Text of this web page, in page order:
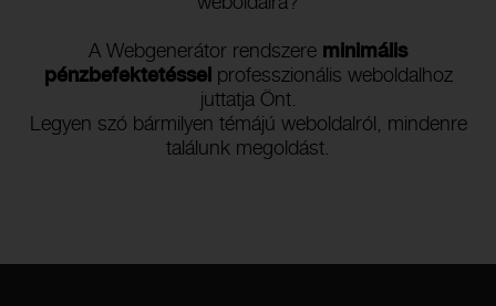
weboldalra?
A Webgenerátor rendszere minimális
pénzbefektetésselprofesszionális weboldalhoz
juttatja Önt.
Legyen szó bármilyen témájú weboldalról, mindenre
találunk megoldást.